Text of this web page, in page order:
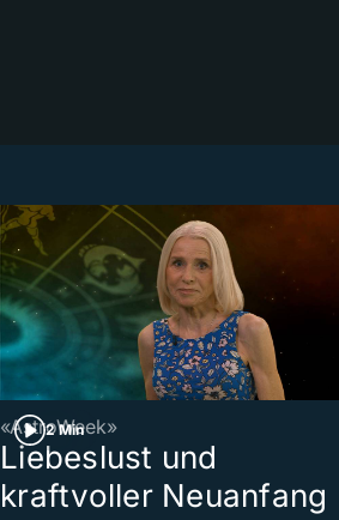
2 Min
«AstroWeek»
Liebeslust und
kraftvoller Neuanfang